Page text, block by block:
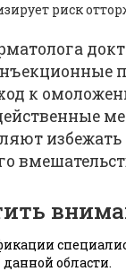
риск
к
избежать
области.